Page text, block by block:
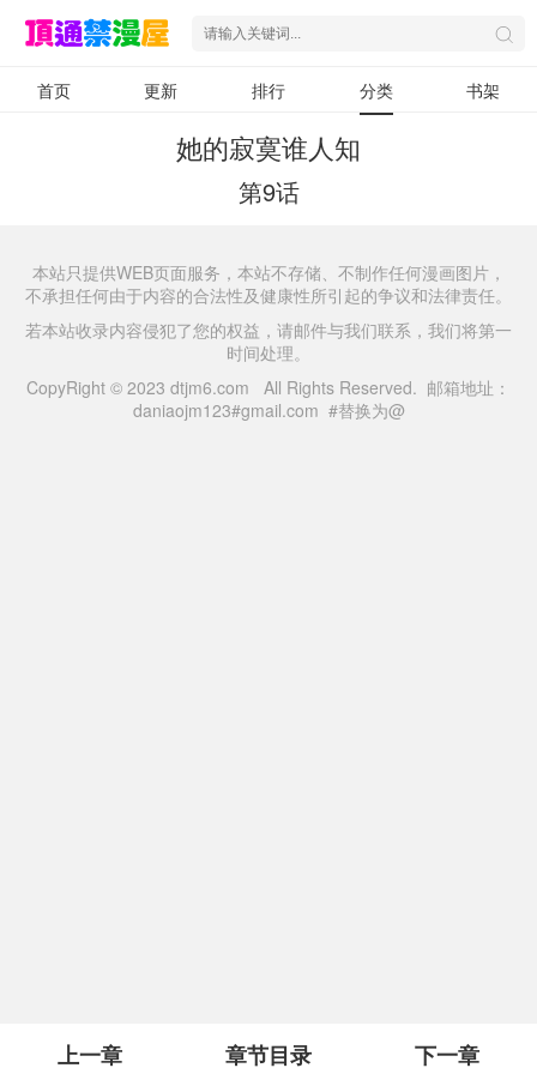
首页 更新 排行 分类 书架
她的寂寞谁人知
第9话
上一章 章节目录 下一章
本站只提供WEB页面服务，本站不存储、不制作任何漫画图片，
不承担任何由于内容的合法性及健康性所引起的争议和法律责任。
若本站收录内容侵犯了您的权益，请邮件与我们联系，我们将第一
时间处理。
CopyRight © 2023 dtjm6.com All Rights Reserved. 邮箱地址：
daniaojm123#gmail.com #替换为@